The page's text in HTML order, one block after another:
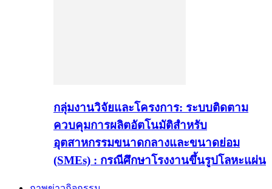
กลุ่มงานวิจัยและโครงการ: ระบบติดตาม
ควบคุมการผลิตอัตโนมัติสำหรับ
อุตสาหกรรมขนาดกลางและขนาดย่อม
(SMEs) : กรณีศึกษาโรงงานขึ้นรูปโลหะแผ่น